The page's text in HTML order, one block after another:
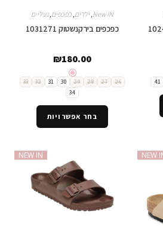
41
New IN ילדים כפכפים ,נעליים
כפכפים בירקנשטוק 1031271
₪180.00
26
27
28
29
30
31
32
33
34
בחר אפשרויות
NEW
NEW IN